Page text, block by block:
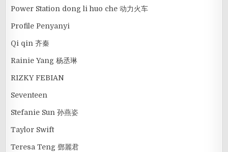
Power Station dong li huo che 动力火车
Profile Penyanyi
Qi qin 齐秦
Rainie Yang 杨丞琳
RIZKY FEBIAN
Seventeen
Stefanie Sun 孙燕姿
Taylor Swift
Teresa Teng 鄧麗君